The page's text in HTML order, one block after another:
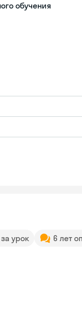
обучения
за урок 6 лет